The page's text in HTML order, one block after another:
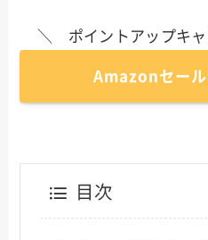
＼ ポイントアップキ
Amazonセール
目次